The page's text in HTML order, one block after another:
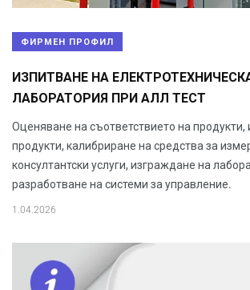
ФИРМЕН ПРОФИЛ
ИЗПИТВАНЕ НА
ЛАБОРАТОРИЯ ПРИ АЛЛ ТЕСТ
Оценяване на съответствието на продукти,
продукти, калибриране на средства за
консултантски услуги, изграждане на
разработване на системи за управление.
1.04.2026